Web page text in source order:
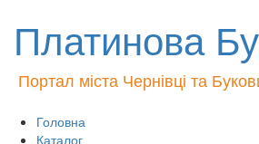
Платинова
Портал міста Чернівці та
Головна
Каталог